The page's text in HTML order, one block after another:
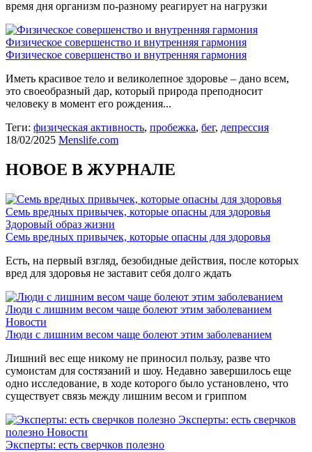
время дня организм по-разному реагирует на нагрузки
Физическое совершенство и внутренняя гармония
Физическое совершенство и внутренняя гармония
Иметь красивое тело и великолепное здоровье – дано всем,
это своеобразный дар, который природа преподносит
человеку в момент его рождения...
Теги: физическая активность, пробежка, бег, депрессия
18/02/2025 Menslife.com
НОВОЕ В ЖУРНАЛЕ
Семь вредных привычек, которые опасны для здоровья
Здоровый образ жизни
Семь вредных привычек, которые опасны для здоровья
Есть, на первый взгляд, безобидные действия, после которых
вред для здоровья не заставит себя долго ждать
Люди с лишним весом чаще болеют этим заболеванием
Новости
Люди с лишним весом чаще болеют этим заболеванием
Лишний вес еще никому не приносил пользу, разве что
сумоистам для состязаний и шоу. Недавно завершилось еще
одно исследование, в ходе которого было установлено, что
существует связь между лишним весом и гриппом
Эксперты: есть сверчков
полезно Новости
Эксперты: есть сверчков полезно